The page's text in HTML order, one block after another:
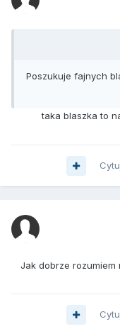
Poszukuje fajnych
taka blaszka to
Jak dobrze rozumiem